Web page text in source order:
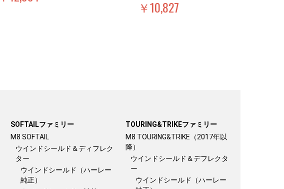
￥10,827
SOFTAILファミリー
M8 SOFTAIL
ウインドシールド＆ディフレク
ター
ウインドシールド（ハーレー
純正）
TOURING&TRIKEファミリー
M8 TOURING&TRIKE（2017年以
降）
ウインドシールド＆デフレクタ
ー
ウインドシールド（ハーレー